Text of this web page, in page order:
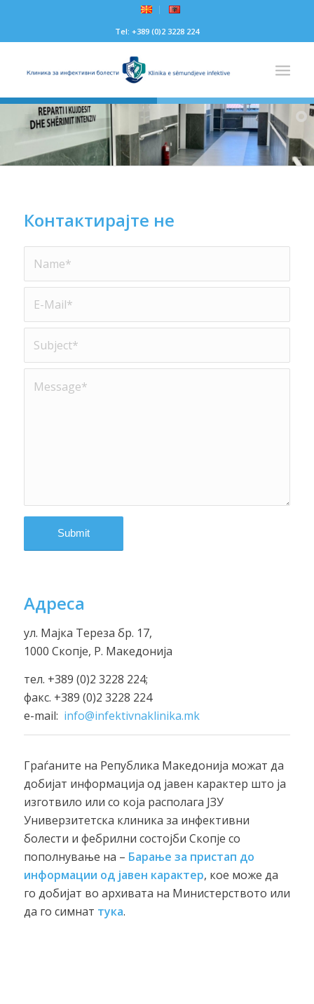
Tel: +389 (0)2 3228 224
Контактирајте не
Адреса
ул. Мајка Тереза бр. 17,
1000 Скопје, Р. Македонија
тел. +389 (0)2 3228 224;
факс. +389 (0)2 3228 224
e-mail: info@infektivnaklinika.mk
Граѓаните на Република Македонија можат да
добијат информација од јавен карактер што ја
изготвило или со која располага ЈЗУ
Универзитетска клиника за инфективни
болести и фебрилни состојби Скопје со
пополнување на – Барање за пристап до
информации од јавен карактер, кое може да
го добијат во архивата на Министерството или
да го симнат тука.